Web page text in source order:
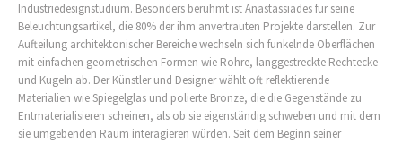
Industriedesignstudium. Besonders berühmt ist Anastassiades für seine
Beleuchtungsartikel, die 80% der ihm anvertrauten Projekte darstellen. Zur
Aufteilung architektonischer Bereiche wechseln sich funkelnde Oberflächen
mit einfachen geometrischen Formen wie Rohre, langgestreckte Rechtecke
und Kugeln ab. Der Künstler und Designer wählt oft reflektierende
Materialien wie Spiegelglas und polierte Bronze, die die Gegenstände zu
Entmaterialisieren scheinen, als ob sie eigenständig schweben und mit dem
sie umgebenden Raum interagieren würden. Seit dem Beginn seiner